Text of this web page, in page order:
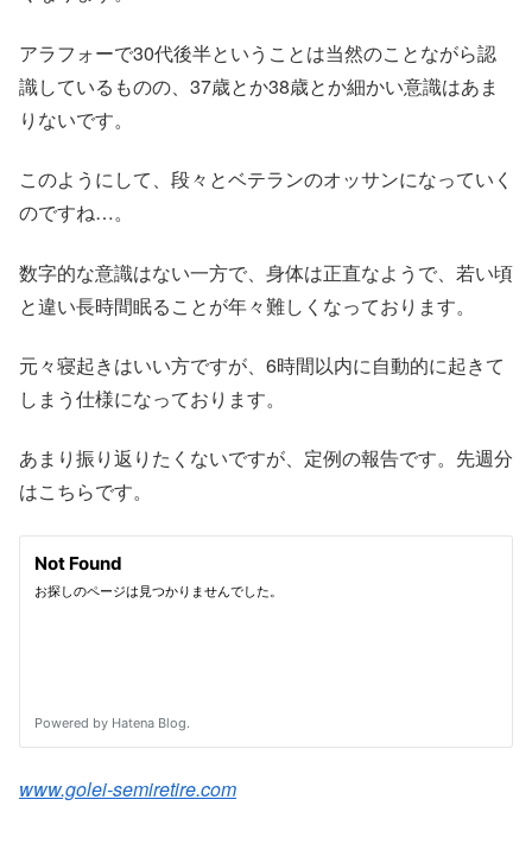
アラフォーで30代後半ということは当然のことながら認
識しているものの、37歳とか38歳とか細かい意識はあま
りないです。
このようにして、段々とベテランのオッサンになっていく
のですね…。
数字的な意識はない一方で、身体は正直なようで、若い頃
と違い長時間眠ることが年々難しくなっております。
元々寝起きはいい方ですが、6時間以内に自動的に起きて
しまう仕様になっております。
あまり振り返りたくないですが、定例の報告です。先週分
はこちらです。
www.golei-semiretire.com